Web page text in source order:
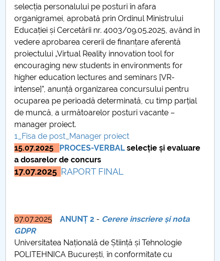
UNIVERSITATE pentru comunitate
IOSUD/CSUD-Doctorate
Comisie de etica unversitară
Evenimente CUP
Accesibilitate pentru studenții cu dizabilități
Raportul Conducerii Centrului Universitar Pitești
privind implementarea Planului Operațional 2020-
2024
Parteneri CUP
Chestionar angajabilitate ALUMNI – UPB
CAR2026
selecția personalului pe posturi în afara
organigramei, aprobată prin Ordinul Ministrului
Educației și Cercetării nr. 4003/09.05.2025, având în
vedere aprobarea cererii de finanțare aferentă
proiectului „Virtual Reality innovation tool for
encouraging new students in environments for
higher education lectures and seminars [VR-
intense]”, anunță organizarea concursului pentru
ocuparea pe perioadă determinată, cu timp parṭial
de muncă, a următoarelor posturi vacante –
manager proiect.
1_Fisa de post_Manager proiect
15.07.2025
PROCES-VERBALselecție și evaluare
a dosarelor de concurs
17.07.2025 RAPORT FINAL
07.07.2025 ANUNȚ 2 - Cerere inscriere și nota
GDPR
Universitatea Națională de Știință și Tehnologie
POLITEHNICA București, în conformitate cu